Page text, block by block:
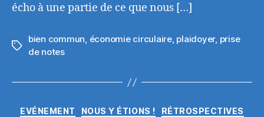
écho à une partie de ce que nous […]
Étiquettes
bien commun, économie circulaire, plaidoyer, prise
de notes
Catégories
EVÉNEMENT NOUS Y ÉTIONS ! RÉTROSPECTIVES